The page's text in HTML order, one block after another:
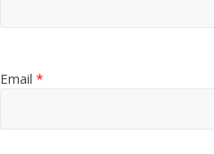
Email *